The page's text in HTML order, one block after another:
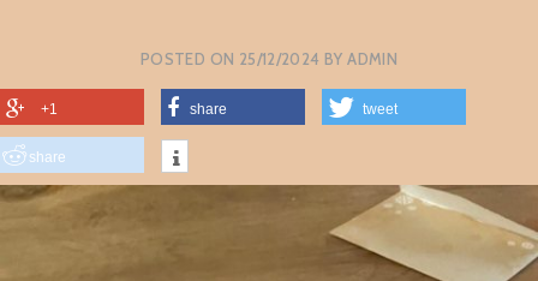
POSTED ON 25/12/2024 BYADMIN
+1 share tweet
share